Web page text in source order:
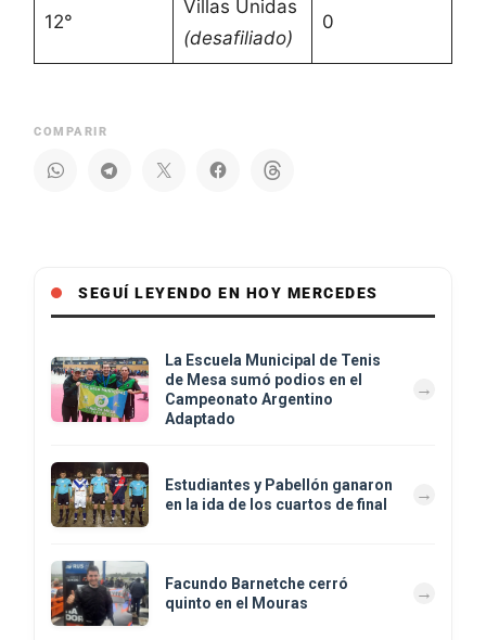
12°
Villas Unidas
(desafiliado)
0
COMPARIR
SEGUÍ LEYENDO EN HOY MERCEDES
La Escuela Municipal de Tenis
de Mesa sumó podios en el
Campeonato Argentino
Adaptado
Estudiantes y Pabellón ganaron
en la ida de los cuartos de final
Facundo Barnetche cerró
quinto en el Mouras